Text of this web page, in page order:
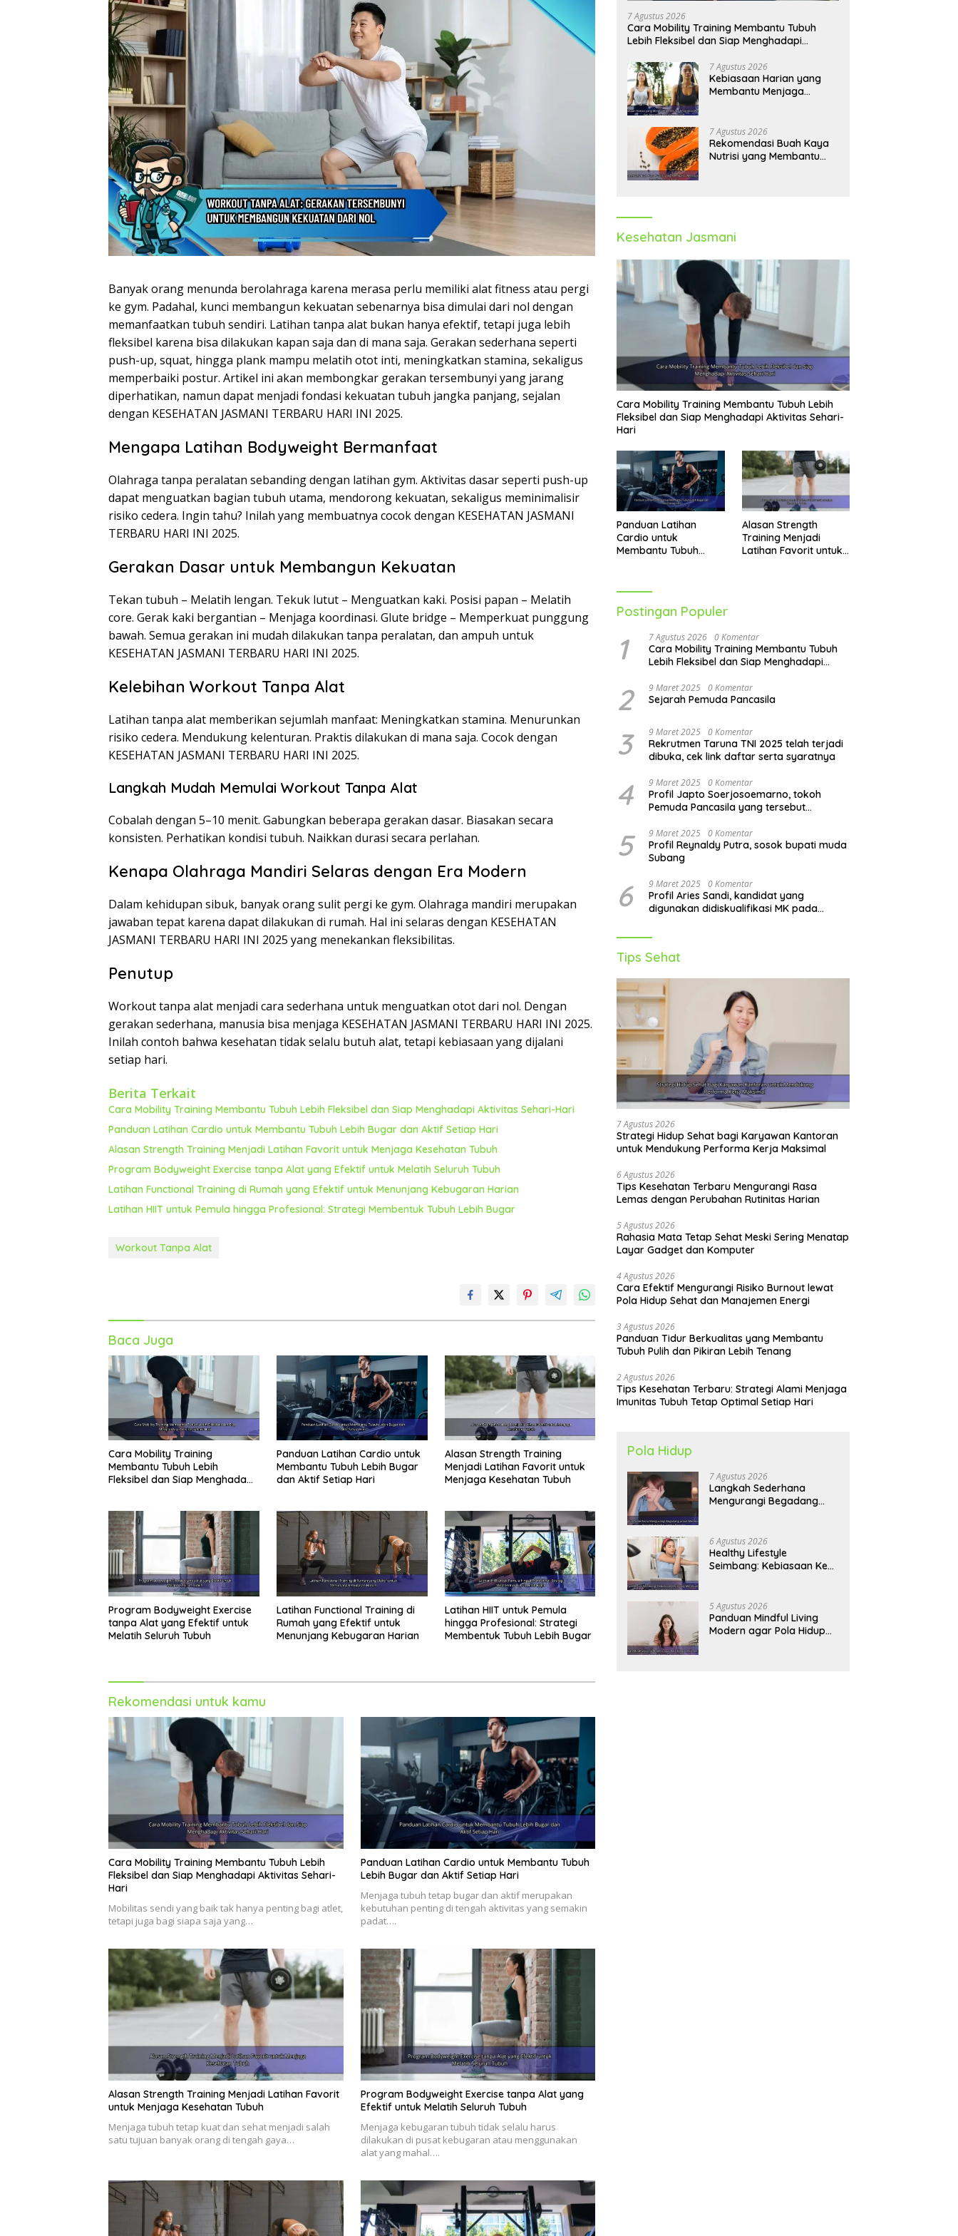
Banyak orang menunda berolahraga karena merasa perlu memiliki alat fitness atau pergi
ke gym. Padahal, kunci membangun kekuatan sebenarnya bisa dimulai dari nol dengan
memanfaatkan tubuh sendiri. Latihan tanpa alat bukan hanya efektif, tetapi juga lebih
fleksibel karena bisa dilakukan kapan saja dan di mana saja. Gerakan sederhana seperti
push-up, squat, hingga plank mampu melatih otot inti, meningkatkan stamina, sekaligus
memperbaiki postur. Artikel ini akan membongkar gerakan tersembunyi yang jarang
diperhatikan, namun dapat menjadi fondasi kekuatan tubuh jangka panjang, sejalan
dengan KESEHATAN JASMANI TERBARU HARI INI 2025.
Mengapa Latihan Bodyweight Bermanfaat
Olahraga tanpa peralatan sebanding dengan latihan gym. Aktivitas dasar seperti push-up
dapat menguatkan bagian tubuh utama, mendorong kekuatan, sekaligus meminimalisir
risiko cedera. Ingin tahu? Inilah yang membuatnya cocok dengan KESEHATAN JASMANI
TERBARU HARI INI 2025.
Gerakan Dasar untuk Membangun Kekuatan
Tekan tubuh – Melatih lengan. Tekuk lutut – Menguatkan kaki. Posisi papan – Melatih
core. Gerak kaki bergantian – Menjaga koordinasi. Glute bridge – Memperkuat punggung
bawah. Semua gerakan ini mudah dilakukan tanpa peralatan, dan ampuh untuk
KESEHATAN JASMANI TERBARU HARI INI 2025.
Kelebihan Workout Tanpa Alat
Latihan tanpa alat memberikan sejumlah manfaat: Meningkatkan stamina. Menurunkan
risiko cedera. Mendukung kelenturan. Praktis dilakukan di mana saja. Cocok dengan
KESEHATAN JASMANI TERBARU HARI INI 2025.
Langkah Mudah Memulai Workout Tanpa Alat
Cobalah dengan 5–10 menit. Gabungkan beberapa gerakan dasar. Biasakan secara
konsisten. Perhatikan kondisi tubuh. Naikkan durasi secara perlahan.
Kenapa Olahraga Mandiri Selaras dengan Era Modern
Dalam kehidupan sibuk, banyak orang sulit pergi ke gym. Olahraga mandiri merupakan
jawaban tepat karena dapat dilakukan di rumah. Hal ini selaras dengan KESEHATAN
JASMANI TERBARU HARI INI 2025 yang menekankan fleksibilitas.
Penutup
Workout tanpa alat menjadi cara sederhana untuk menguatkan otot dari nol. Dengan
gerakan sederhana, manusia bisa menjaga KESEHATAN JASMANI TERBARU HARI INI 2025.
Inilah contoh bahwa kesehatan tidak selalu butuh alat, tetapi kebiasaan yang dijalani
setiap hari.
Berita Terkait
Cara Mobility Training Membantu Tubuh Lebih Fleksibel dan Siap Menghadapi Aktivitas Sehari-Hari
Panduan Latihan Cardio untuk Membantu Tubuh Lebih Bugar dan Aktif Setiap Hari
Alasan Strength Training Menjadi Latihan Favorit untuk Menjaga Kesehatan Tubuh
Program Bodyweight Exercise tanpa Alat yang Efektif untuk Melatih Seluruh Tubuh
Latihan Functional Training di Rumah yang Efektif untuk Menunjang Kebugaran Harian
Latihan HIIT untuk Pemula hingga Profesional: Strategi Membentuk Tubuh Lebih Bugar
Workout Tanpa Alat
Baca Juga
Cara Mobility Training
Membantu Tubuh Lebih
Fleksibel dan Siap Menghadapi
Panduan Latihan Cardio untuk
Membantu Tubuh Lebih Bugar
dan Aktif Setiap Hari
Alasan Strength Training
Menjadi Latihan Favorit untuk
Menjaga Kesehatan Tubuh
Program Bodyweight Exercise
tanpa Alat yang Efektif untuk
Melatih Seluruh Tubuh
Latihan Functional Training di
Rumah yang Efektif untuk
Menunjang Kebugaran Harian
Latihan HIIT untuk Pemula
hingga Profesional: Strategi
Membentuk Tubuh Lebih Bugar
Rekomendasi untuk kamu
Cara Mobility Training Membantu Tubuh Lebih
Fleksibel dan Siap Menghadapi Aktivitas Sehari-
Hari
Mobilitas sendi yang baik tak hanya penting bagi atlet,
tetapi juga bagi siapa saja yang…
Panduan Latihan Cardio untuk Membantu Tubuh
Lebih Bugar dan Aktif Setiap Hari
Menjaga tubuh tetap bugar dan aktif merupakan
kebutuhan penting di tengah aktivitas yang semakin
padat….
Alasan Strength Training Menjadi Latihan Favorit
untuk Menjaga Kesehatan Tubuh
Menjaga tubuh tetap kuat dan sehat menjadi salah
satu tujuan banyak orang di tengah gaya…
Program Bodyweight Exercise tanpa Alat yang
Efektif untuk Melatih Seluruh Tubuh
Menjaga kebugaran tubuh tidak selalu harus
dilakukan di pusat kebugaran atau menggunakan
alat yang mahal….
7 Agustus 2026
Cara Mobility Training Membantu Tubuh
Lebih Fleksibel dan Siap Menghadapi
7 Agustus 2026
Kebiasaan Harian yang
Membantu Menjaga
7 Agustus 2026
Rekomendasi Buah Kaya
Nutrisi yang Membantu
Kesehatan Jasmani
Cara Mobility Training Membantu Tubuh Lebih
Fleksibel dan Siap Menghadapi Aktivitas Sehari-
Hari
Panduan Latihan
Cardio untuk
Membantu Tubuh
Alasan Strength
Training Menjadi
Latihan Favorit untuk
Postingan Populer
1 7 Agustus 2026 0 Komentar
Cara Mobility Training Membantu Tubuh
Lebih Fleksibel dan Siap Menghadapi
2 9 Maret 2025 0 Komentar
Sejarah Pemuda Pancasila
3 9 Maret 2025 0 Komentar
Rekrutmen Taruna TNI 2025 telah terjadi
dibuka, cek link daftar serta syaratnya
4 9 Maret 2025 0 Komentar
Profil Japto Soerjosoemarno, tokoh
Pemuda Pancasila yang tersebut
5 9 Maret 2025 0 Komentar
Profil Reynaldy Putra, sosok bupati muda
Subang
6 9 Maret 2025 0 Komentar
Profil Aries Sandi, kandidat yang
digunakan didiskualifikasi MK pada
Tips Sehat
7 Agustus 2026
Strategi Hidup Sehat bagi Karyawan Kantoran
untuk Mendukung Performa Kerja Maksimal
6 Agustus 2026
Tips Kesehatan Terbaru Mengurangi Rasa
Lemas dengan Perubahan Rutinitas Harian
5 Agustus 2026
Rahasia Mata Tetap Sehat Meski Sering Menatap
Layar Gadget dan Komputer
4 Agustus 2026
Cara Efektif Mengurangi Risiko Burnout lewat
Pola Hidup Sehat dan Manajemen Energi
3 Agustus 2026
Panduan Tidur Berkualitas yang Membantu
Tubuh Pulih dan Pikiran Lebih Tenang
2 Agustus 2026
Tips Kesehatan Terbaru: Strategi Alami Menjaga
Imunitas Tubuh Tetap Optimal Setiap Hari
Pola Hidup
7 Agustus 2026
Langkah Sederhana
Mengurangi Begadang
Panjang
6 Agustus 2026
Healthy Lifestyle
Seimbang: Kebiasaan Kecil
5 Agustus 2026
Panduan Mindful Living
Modern agar Pola Hidup